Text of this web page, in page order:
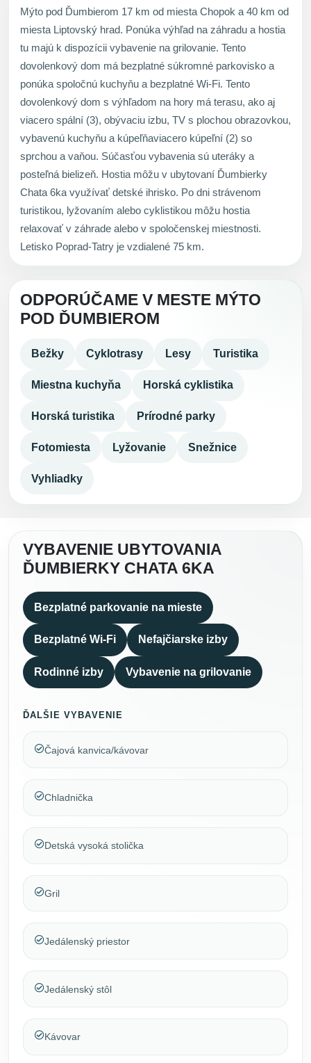
Mýto pod Ďumbierom 17 km od miesta Chopok a 40 km od
miesta Liptovský hrad. Ponúka výhľad na záhradu a hostia
tu majú k dispozícii vybavenie na grilovanie. Tento
dovolenkový dom má bezplatné súkromné parkovisko a
ponúka spoločnú kuchyňu a bezplatné Wi-Fi. Tento
dovolenkový dom s výhľadom na hory má terasu, ako aj
viacero spální (3), obývaciu izbu, TV s plochou obrazovkou,
vybavenú kuchyňu a kúpeľňaviacero kúpeľní (2) so
sprchou a vaňou. Súčasťou vybavenia sú uteráky a
posteľná bielizeň. Hostia môžu v ubytovaní Ďumbierky
Chata 6ka využívať detské ihrisko. Po dni strávenom
turistikou, lyžovaním alebo cyklistikou môžu hostia
relaxovať v záhrade alebo v spoločenskej miestnosti.
Letisko Poprad-Tatry je vzdialené 75 km.
ODPORÚČAME V MESTE MÝTO
POD ĎUMBIEROM
Bežky Cyklotrasy Lesy Turistika
Miestna kuchyňa Horská cyklistika
Horská turistika Prírodné parky
Fotomiesta Lyžovanie Snežnice
Vyhliadky
VYBAVENIE UBYTOVANIA
ĎUMBIERKY CHATA 6KA
Bezplatné parkovanie na mieste
Bezplatné Wi-Fi Nefajčiarske izby
Rodinné izby Vybavenie na grilovanie
ĎALŠIE VYBAVENIE
Čajová kanvica/kávovar
Chladnička
Detská vysoká stolička
Gril
Jedálenský priestor
Jedálenský stôl
Kávovar